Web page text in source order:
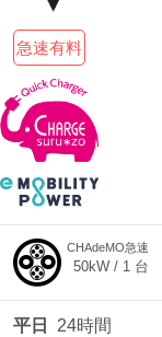
急速有料
CHAdeMO急速
50kW / 1 台
平日
24時間